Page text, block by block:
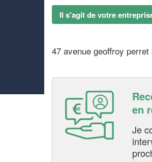
Il s'agit de votre
47 avenue geoffroy
en
Je